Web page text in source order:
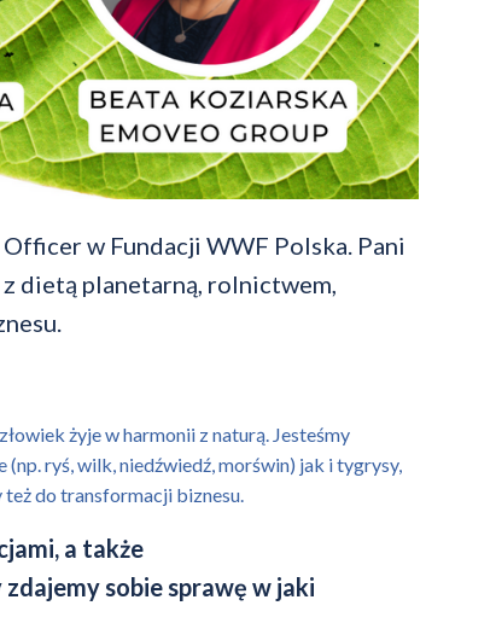
w Fundacji WWF Polska. Pani
dietą planetarną, rolnictwem,
żyje w harmonii z naturą. Jesteśmy
ryś, wilk, niedźwiedź, morświn) jak i tygrysy,
też do transformacji biznesu.
a także
sobie sprawę w jaki